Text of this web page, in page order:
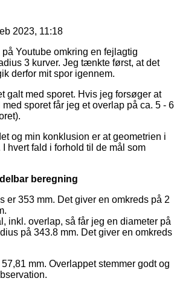
2023, 11:18
Youtube omkring en fejlagtig
3 kurver. Jeg tænkte først, at det
derfor mit spor igennem.
galt med sporet. Hvis jeg forsøger at
sporet får jeg et overlap på ca. 5 - 6
og min konklusion er at geometrien i
hvert fald i forhold til de mål som
beregning
er 353 mm. Det giver en omkreds på 2
inkl. overlap, så får jeg en diameter på
på 343.8 mm. Det giver en omkreds
mm. Overlappet stemmer godt og